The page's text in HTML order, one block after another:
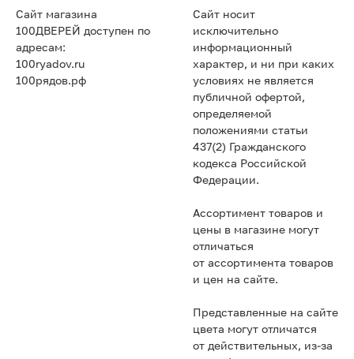
Сайт магазина
100ДВЕРЕЙ доступен по
адресам:
100ryadov.ru
100рядов.рф
Сайт носит
исключительно
информационный
характер, и ни при каких
условиях не является
публичной офертой,
определяемой
положениями статьи
437(2) Гражданского
кодекса Российской
Федерации.
Ассортимент товаров и
цены в магазине могут
отличаться
от ассортимента товаров
и цен на сайте.
Представленные на сайте
цвета могут отличатся
от действительных, из-за